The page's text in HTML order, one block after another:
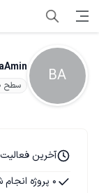
BA سطح ۰
آخرین فعالیت 14 مهر 1404
0 پروژه انجام شده